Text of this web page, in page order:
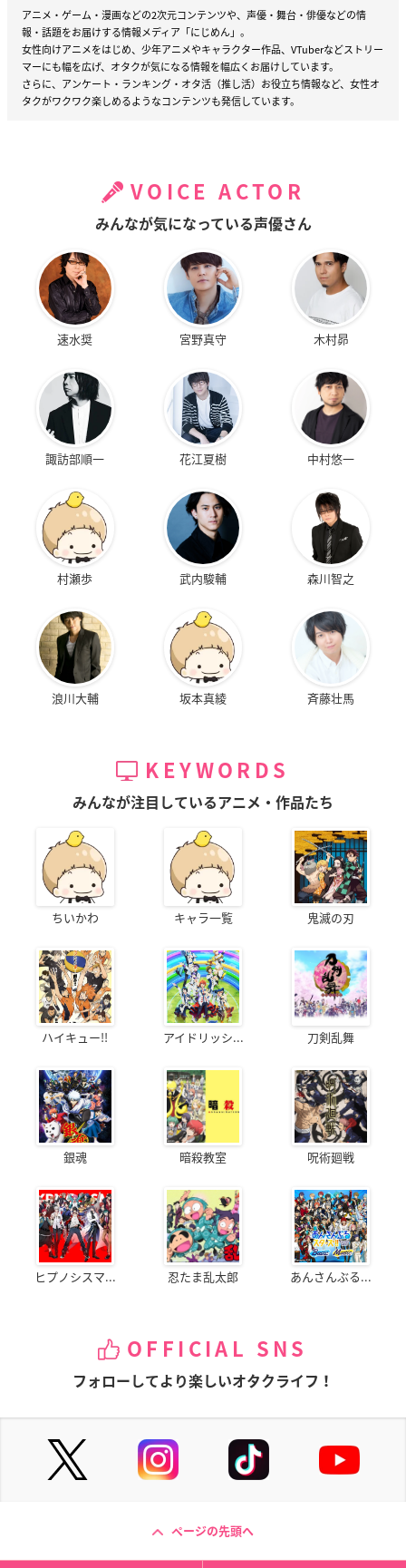
アニメ・ゲーム・漫画などの2次元コンテンツや、声優・舞台・俳優などの情
報・話題をお届けする情報メディア「にじめん」。
女性向けアニメをはじめ、少年アニメやキャラクター作品、VTuberなどストリー
マーにも幅を広げ、オタクが気になる情報を幅広くお届けしています。
さらに、アンケート・ランキング・オタ活（推し活）お役立ち情報など、女性オ
タクがワクワク楽しめるようなコンテンツも発信しています。
VOICE ACTOR
みんなが気になっている声優さん
速水奨 宮野真守 木村昴
諏訪部順一 花江夏樹 中村悠一
村瀬歩 武内駿輔 森川智之
浪川大輔 坂本真綾 斉藤壮馬
KEYWORDS
みんなが注目しているアニメ・作品たち
ちいかわ キャラ一覧 鬼滅の刃
ハイキュー!! アイドリッシ... 刀剣乱舞
銀魂 暗殺教室 呪術廻戦
ヒプノシスマ... 忍たま乱太郎 あんさんぶる...
OFFICIAL SNS
フォローしてより楽しいオタクライフ！
ページの先頭へ